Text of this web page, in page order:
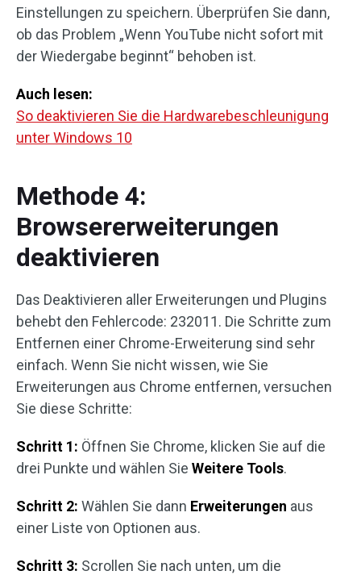
Einstellungen zu speichern. Überprüfen Sie dann,
ob das Problem „Wenn YouTube nicht sofort mit
der Wiedergabe beginnt“ behoben ist.
Auch lesen:
So deaktivieren Sie die Hardwarebeschleunigung
unter Windows 10
Methode 4:
Browsererweiterungen
deaktivieren
Das Deaktivieren aller Erweiterungen und Plugins
behebt den Fehlercode: 232011. Die Schritte zum
Entfernen einer Chrome-Erweiterung sind sehr
einfach. Wenn Sie nicht wissen, wie Sie
Erweiterungen aus Chrome entfernen, versuchen
Sie diese Schritte:
Schritt 1: Öffnen Sie Chrome, klicken Sie auf die
drei Punkte und wählen Sie Weitere Tools.
Schritt 2: Wählen Sie dann Erweiterungen aus
einer Liste von Optionen aus.
Schritt 3: Scrollen Sie nach unten, um die